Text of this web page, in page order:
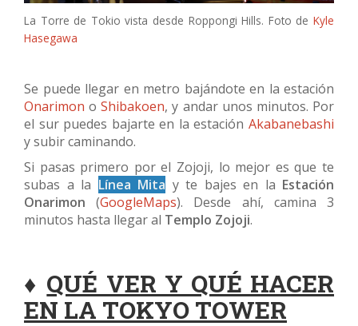
La Torre de Tokio vista desde Roppongi Hills. Foto de Kyle
Hasegawa
Se puede llegar en metro bajándote en la estación
Onarimon oShibakoen, y andar unos minutos. Por
el sur puedes bajarte en la estación Akabanebashi
y subir caminando.
Si pasas primero por el Zojoji, lo mejor es que te
subas a la Línea Mita y te bajes en la Estación
Onarimon (GoogleMaps). Desde ahí, camina 3
minutos hasta llegar al Templo Zojoji.
♦ QUÉ VER Y QUÉ HACER
EN LA TOKYO TOWER